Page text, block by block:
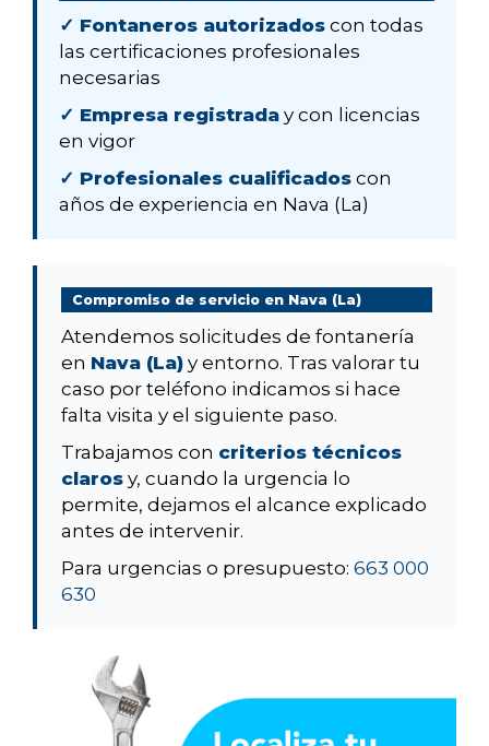
✓ Fontaneros autorizados con todas
las certificaciones profesionales
necesarias
✓ Empresa registrada y con licencias
en vigor
✓ Profesionales cualificados con
años de experiencia en Nava (La)
Compromiso de servicio en Nava (La)
Atendemos solicitudes de fontanería
en Nava (La) y entorno. Tras valorar tu
caso por teléfono indicamos si hace
falta visita y el siguiente paso.
Trabajamos con criterios técnicos
claros y, cuando la urgencia lo
permite, dejamos el alcance explicado
antes de intervenir.
Para urgencias o presupuesto: 663 000
630